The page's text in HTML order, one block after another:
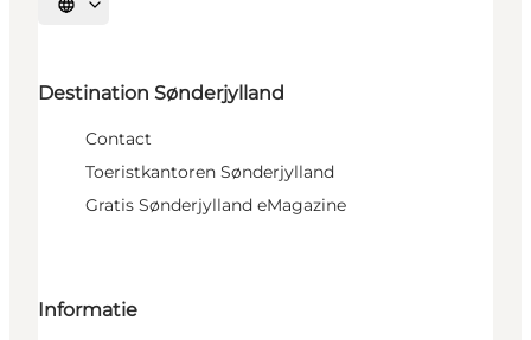
Selecteer taal
Destination Sønderjylland
Contact
Toeristkantoren Sønderjylland
Gratis Sønderjylland eMagazine
Informatie